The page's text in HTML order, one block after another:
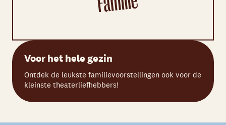
Voor het hele gezin
Ontdek de leukste familievoorstellingen ook voor de
kleinste theaterliefhebbers!